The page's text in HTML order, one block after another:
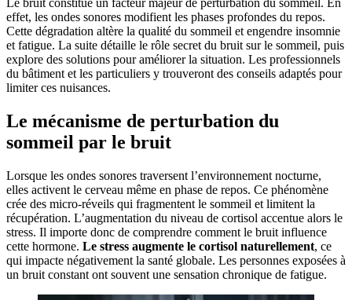
Le bruit constitue un facteur majeur de perturbation du sommeil. En
effet, les ondes sonores modifient les phases profondes du repos.
Cette dégradation altère la qualité du sommeil et engendre insomnie
et fatigue. La suite détaille le rôle secret du bruit sur le sommeil, puis
explore des solutions pour améliorer la situation. Les professionnels
du bâtiment et les particuliers y trouveront des conseils adaptés pour
limiter ces nuisances.
Le mécanisme de perturbation du
sommeil par le bruit
Lorsque les ondes sonores traversent l’environnement nocturne,
elles activent le cerveau même en phase de repos. Ce phénomène
crée des micro-réveils qui fragmentent le sommeil et limitent la
récupération. L’augmentation du niveau de cortisol accentue alors le
stress. Il importe donc de comprendre comment le bruit influence
cette hormone. Le stress augmente le cortisol naturellement, ce
qui impacte négativement la santé globale. Les personnes exposées à
un bruit constant ont souvent une sensation chronique de fatigue.